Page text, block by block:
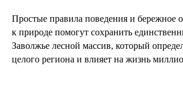
Простые правила поведения и бережное
к природе помогут сохранить
Заволжье лесной массив, который
целого региона и влияет на жизнь